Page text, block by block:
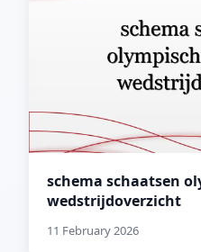
schema schaatsen
wedstrijdoverzicht
11 February 2026